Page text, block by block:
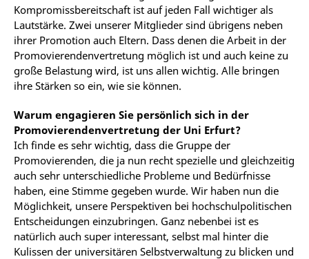
Kompromissbereitschaft ist auf jeden Fall wichtiger als
Lautstärke. Zwei unserer Mitglieder sind übrigens neben
ihrer Promotion auch Eltern. Dass denen die Arbeit in der
Promovierendenvertretung möglich ist und auch keine zu
große Belastung wird, ist uns allen wichtig. Alle bringen
ihre Stärken so ein, wie sie können.
Warum engagieren Sie persönlich sich in der
Promovierendenvertretung der Uni Erfurt?
Ich finde es sehr wichtig, dass die Gruppe der
Promovierenden, die ja nun recht spezielle und gleichzeitig
auch sehr unterschiedliche Probleme und Bedürfnisse
haben, eine Stimme gegeben wurde. Wir haben nun die
Möglichkeit, unsere Perspektiven bei hochschulpolitischen
Entscheidungen einzubringen. Ganz nebenbei ist es
natürlich auch super interessant, selbst mal hinter die
Kulissen der universitären Selbstverwaltung zu blicken und